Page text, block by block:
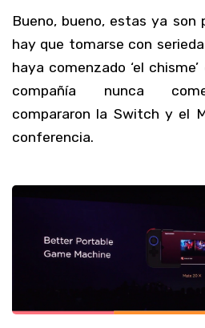
Bueno, bueno, estas ya son
hay que tomarse con
haya comenzado ‘el
compañía nunca
compararon la Switch y el
conferencia.